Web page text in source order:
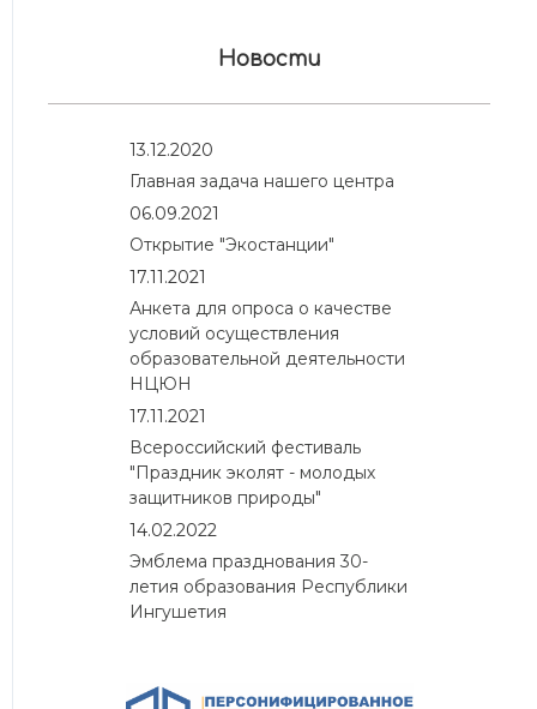
Новости
13.12.2020
Главная задача нашего центра
06.09.2021
Открытие "Экостанции"
17.11.2021
Анкета для опроса о качестве
условий осуществления
образовательной деятельности
НЦЮН
17.11.2021
Всероссийский фестиваль
"Праздник эколят - молодых
защитников природы"
14.02.2022
Эмблема празднования 30-
летия образования Республики
Ингушетия